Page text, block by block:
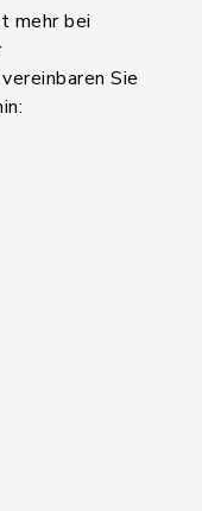
mehr bei
Sie